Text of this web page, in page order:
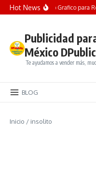
Saltar al contenido
Hot NewsDiseño Grafico para
Publicidad
México
Te ayudamos a vender más,
BLOG
Inicio / insolito